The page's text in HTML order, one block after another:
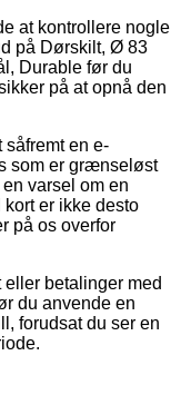
at kontrollere nogle
på Dørskilt, Ø 83
Durable før du
på at opnå den
en e-
som er grænseløst
varsel om en
er ikke desto
på os overfor
betalinger med
du anvende en
forudsat du ser en